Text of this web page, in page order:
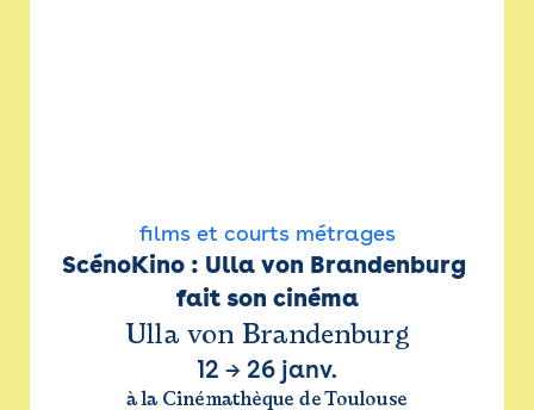
films et courts métrages
ScénoKino : Ulla von Brandenburg
fait son cinéma
Ulla von Brandenburg
12 → 26 janv.
à la Cinémathèque de Toulouse